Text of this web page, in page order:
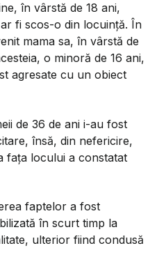
în vârstă de 18 ani,
fi scos-o din locuință. În
mama sa, în vârstă de
o minoră de 16 ani,
agresate cu un obiect
de 36 de ani i-au fost
însă, din nefericire,
fața locului a constatat
faptelor a fost
în scurt timp la
ulterior fiind condusă